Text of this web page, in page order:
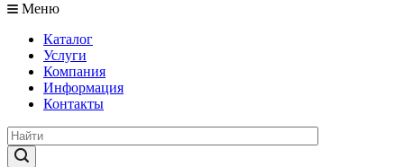
Меню
Каталог
Услуги
Компания
Информация
Контакты